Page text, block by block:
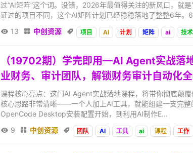
过“AI矩阵”这个词。没错，2026年最值得关注的新风口，就
证过的项目不同，这个AI矩阵计划已经稳稳落地了整整6年。
 13  中创资源  项目 AI 计划 矩阵 ai 技术
（19702期）学完即用—AI Agent实战落
业财务、审计团队，解锁财务审计自动化
课程核心亮点：这门AI Agent实战落地课程，将带你彻底颠
核心思路非常清晰——一个人加上AI工具，就能组建一支完整
OpenCode Desktop安装配置开始，到利用AI制作E...
 9  中创资源  团队 AI 工具 ai 课程 工作